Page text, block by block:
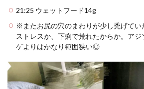
21:25 ウェットフード14g
※またお尻の穴のまわりが少し禿げてい
ストレスか、下痢で荒れたからか。ア
ゲよりはかなり範囲狭い◎